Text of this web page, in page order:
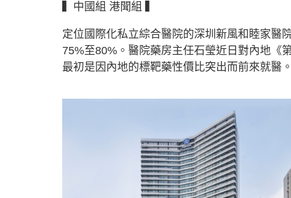
▍中國組 港聞組 ▍
定位國際化私立綜合醫院的深圳新風和睦家醫
75%至80%。醫院藥房主任石瑩近日對內地《
最初是因內地的標靶藥性價比突出而前來就醫。